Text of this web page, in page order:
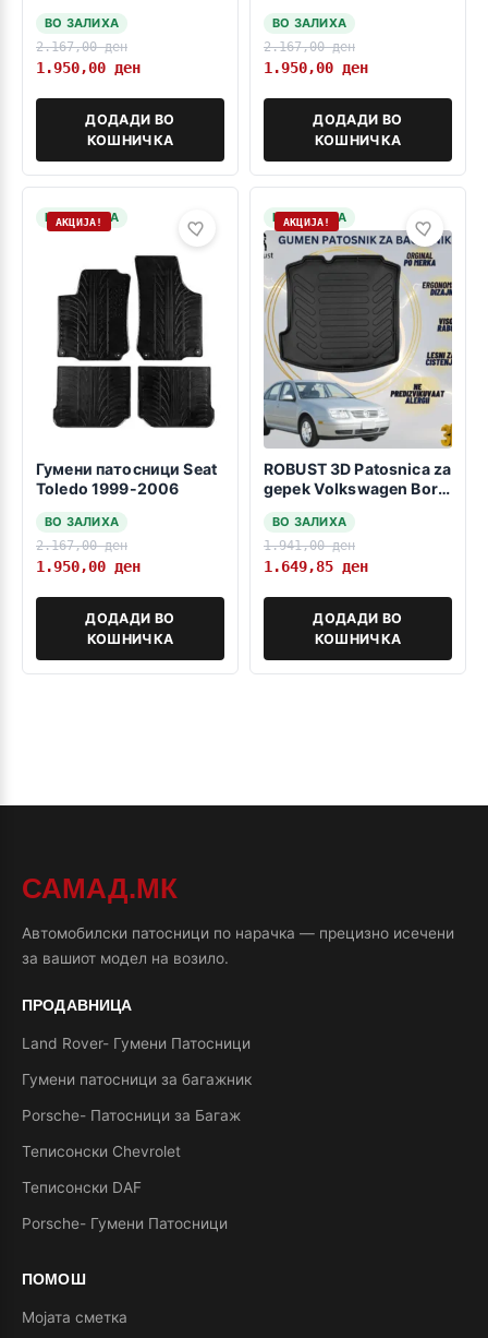
ВО ЗАЛИХА
2.167,00ден
1.950,00 ден
ДОДАДИ ВО
КОШНИЧКА
ВО ЗАЛИХА
2.167,00ден
1.950,00 ден
ДОДАДИ ВО
КОШНИЧКА
НА ЗАЛИХА
АКЦИЈА!
Гумени патосници Seat
Toledo 1999-2006
ВО ЗАЛИХА
2.167,00ден
1.950,00 ден
ДОДАДИ ВО
КОШНИЧКА
НА ЗАЛИХА
АКЦИЈА!
ROBUST 3D Patosnica za
gepek Volkswagen Bora
ВО ЗАЛИХА
1.941,00ден
1.649,85 ден
ДОДАДИ ВО
КОШНИЧКА
САМАД.МК
Автомобилски патосници по нарачка — прецизно исечени
за вашиот модел на возило.
ПРОДАВНИЦА
Land Rover- Гумени Патосници
Гумени патосници за багажник
Porsche- Патосници за Багаж
Теписонски Chevrolet
Теписонски DAF
Porsche- Гумени Патосници
ПОМОШ
Мојата сметка